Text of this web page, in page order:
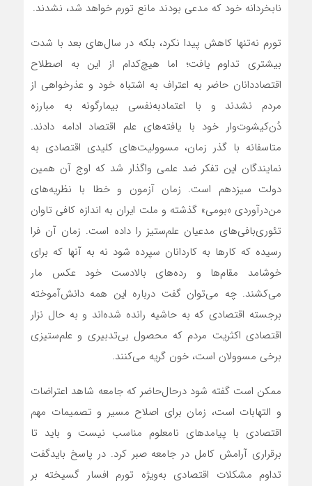
نابخردانه خود که مدعی بودند مانع تورم خواهد شد، نشدند.
تورم نه‌تنها کاهش پیدا نکرد، بلکه در سال‌های بعد با شدت
بیشتری تداوم یافت؛ اما هیچ‌کدام از این به اصطلاح
اقتصاددانان حاضر به اعتراف به اشتباه خود و عذرخواهی از
مردم نشدند و با اعتماد‌به‌نفسی بیمارگونه به مبارزه
دُن‌کیشوت‌وار خود با یافته‌های علم اقتصاد ادامه دادند.
متاسفانه با گذر زمان، مسوولیت‌های کلیدی اقتصادی به
نمایندگان این تفکر ضد علمی واگذار شد که اوج آن همین
دولت سیزدهم است. زمان آزمون و خطا با نظریه‌های
من‌درآوردی «بومی» گذشته و ملت ایران به اندازه کافی تاوان
تئوری‌بافی‌های مدعیان علم‌ستیز را داده است. زمان آن فرا
رسیده که کارها به کاردانان سپرده شود نه به آنها که برای
خوشامد مقام‌ها و رده‌های بالادست خود عکس مار
می‌کشند. چه می‌توان گفت درباره این همه دانش‌آموخته
برجسته اقتصادی که به حاشیه رانده شده‌اند و به حال نزار
اقتصادی اکثریت مردم که محصول بی‌تدبیری و علم‌ستیزی
برخی مسوولان است، خون گریه می‌کنند.
ممکن است گفته شود در‌حال‌حاضر که جامعه شاهد اعتراضات
و التهابات است، زمان برای اصلاح مسیر و تصمیمات مهم
اقتصادی با پیامدهای نامعلوم مناسب نیست و باید تا
برقراری آرامش کامل در جامعه صبر کرد. در پاسخ بایدگفت
تداوم مشکلات اقتصادی به‌ویژه تورم افسار گسیخته بر